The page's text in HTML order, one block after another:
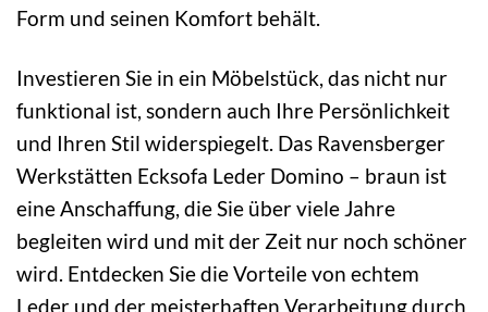
Form und seinen Komfort behält.
Investieren Sie in ein Möbelstück, das nicht nur
funktional ist, sondern auch Ihre Persönlichkeit
und Ihren Stil widerspiegelt. Das Ravensberger
Werkstätten Ecksofa Leder Domino – braun ist
eine Anschaffung, die Sie über viele Jahre
begleiten wird und mit der Zeit nur noch schöner
wird. Entdecken Sie die Vorteile von echtem
Leder und der meisterhaften Verarbeitung durch